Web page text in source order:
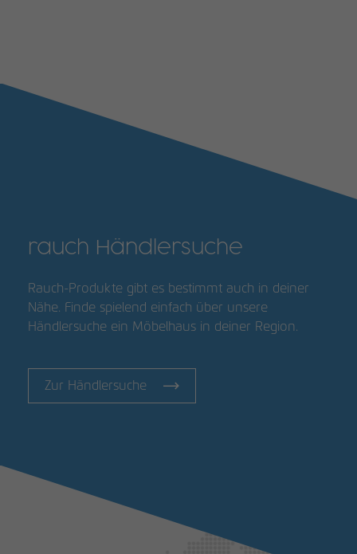
rauch Händlersuche
Rauch-Produkte gibt es bestimmt auch in deiner
Nähe. Finde spielend einfach über unsere
Händlersuche ein Möbelhaus in deiner Region.
Zur Händlersuche